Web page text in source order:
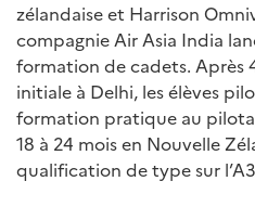
zélandaise et Harrison
compagnie Air Asia India
formation de cadets. Après
initiale à Delhi, les élèves
formation pratique au
18 à 24 mois en Nouvelle
qualification de type sur